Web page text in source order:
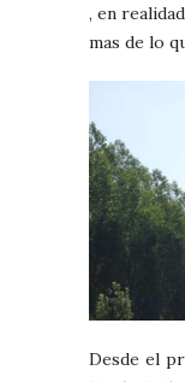
, en
mas de lo
Desde el